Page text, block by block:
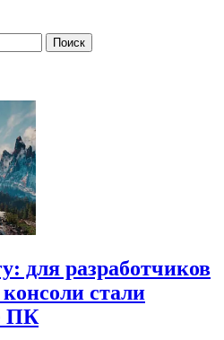
для разработчиков
стали
ПК